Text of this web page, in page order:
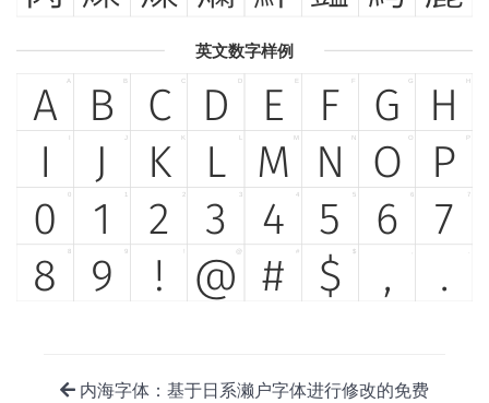
英文数字样例
A
A B
B C
C D
D E
E F
F G
G H
H
I J
J K
K L M
M N
N O
O P
P
0
0 1
1 2
2 3
3 4
4 5
5 6
6 7
7
8
8 9
9 ! @ #
# $
$ , .
内海字体：基于日系濑户字体进行修改的免费